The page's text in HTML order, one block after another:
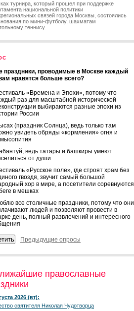
турнира, который прошел при поддержке
национальной политики
связей города Москвы, состоялись
по мини-футболу, шахматам
теннису.
праздники, проводимые в Москве каждый
нравятся больше всего?
«Времена и Эпохи», потому что
раз для масштабной исторической
выбираются разные эпохи из
России
(праздник Солнца), ведь только там
увидеть обряды «кормления» огня и
ведь татары и башкиры умеют
от души
«Русское поле», где строят храм без
гвоздя, звучит самый большой
хор в мире, а посетители соревнуются
в мешках
все столичные праздники, потому что они
людей и позволяют провести в
день, полный развлечений и интересного
Предыдущие опросы
православные
2026 (вт):
святителя Николая Чудотворца